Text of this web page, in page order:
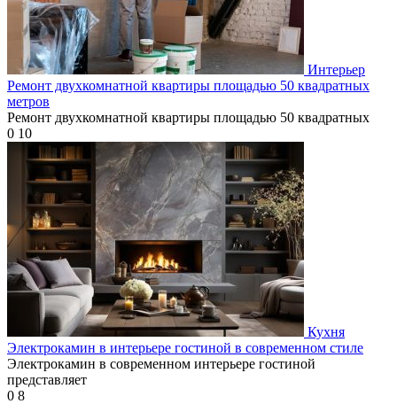
Интерьер
Ремонт двухкомнатной квартиры площадью 50 квадратных
метров
Ремонт двухкомнатной квартиры площадью 50 квадратных
0 10
Кухня
Электрокамин в интерьере гостиной в современном стиле
Электрокамин в современном интерьере гостиной
представляет
0 8